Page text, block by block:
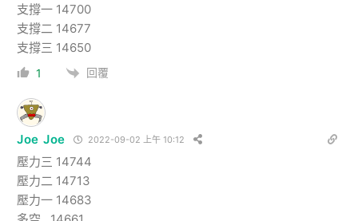
支撐一 14700
支撐二 14677
支撐三 14650
1 回覆
Joe Joe 2022-09-02 上午 10:12
壓力三 14744
壓力二 14713
壓力一 14683